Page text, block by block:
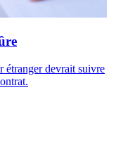
étranger devrait suivre